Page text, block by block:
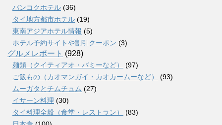
バンコクホテル (36)
タイ地方都市ホテル (19)
東南アジアホテル情報 (5)
ホテル予約サイトや割引クーポン (3)
グルメレポート (928)
麺類（クイティアオ・バミーなど）
(97)
ご飯もの（カオマンガイ・カオカームーなど）
(93)
ムーガタとチムチュム (27)
イサーン料理 (30)
タイ料理全般（食堂・レストラン）
(83)